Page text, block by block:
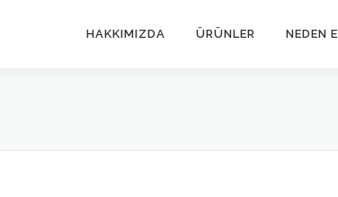
HAKKIMIZDA ÜRÜNLER NEDEN